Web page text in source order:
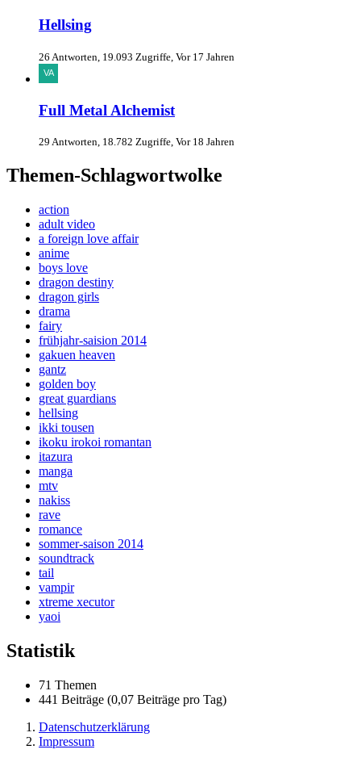
Hellsing
26 Antworten, 19.093 Zugriffe, Vor 17 Jahren
Full Metal Alchemist
29 Antworten, 18.782 Zugriffe, Vor 18 Jahren
Themen-Schlagwortwolke
action
adult video
a foreign love affair
anime
boys love
dragon destiny
dragon girls
drama
fairy
frühjahr-saision 2014
gakuen heaven
gantz
golden boy
great guardians
hellsing
ikki tousen
ikoku irokoi romantan
itazura
manga
mtv
nakiss
rave
romance
sommer-saison 2014
soundtrack
tail
vampir
xtreme xecutor
yaoi
Statistik
71 Themen
441 Beiträge (0,07 Beiträge pro Tag)
Datenschutzerklärung
Impressum